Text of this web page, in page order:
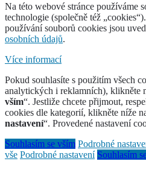
Na této webové stránce používáme
technologie (společně též
používání souborů cookies jsou
osobních údajů.
Více informací
Pokud souhlasíte s použitím všech
analytických i reklamních), klikněte
vším“. Jestliže chcete přijmout,
cookies dle kategorií, klikněte níže
nastavení“. Provedené nastavení
Souhlasím se vším Podrobné
vše Podrobné nastavení Souhlasím